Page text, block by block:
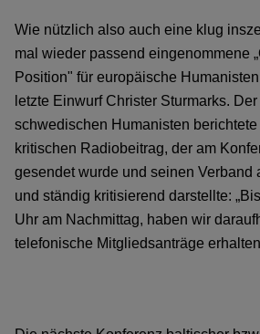
Wie nützlich also auch eine klug
mal wieder passend eingenommene
Position" für europäische
letzte Einwurf Christer Sturmarks.
schwedischen Humanisten
kritischen Radiobeitrag, der am
gesendet wurde und seinen Verband
und ständig kritisierend darstellte:
Uhr am Nachmittag, haben wir
telefonische Mitgliedsanträge